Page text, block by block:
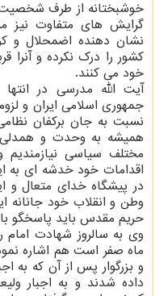
خوشبختانه از طرف
گرایش های متفاوت نیز
نشان دهنده اضمحلال و
کشور را درک نکرده و آنرا
خود می کنند.
آیت الله مدرسی در
جمهوری اسلامی ایران و
نسبت به جان برکفان
همیشه به وحدت و همدلی
مختلف سیاسی
اقدامات خود خدشه ای به
در پیشگاه خدای متعال و
وطن و انقلاب خود جانانه
حریم مقدس باید پاسخگو
وی به سالروز شهادت
ماه صفر است هم اشاره
و بزرگوار پس از آن که به
داده شدند و به اجبار